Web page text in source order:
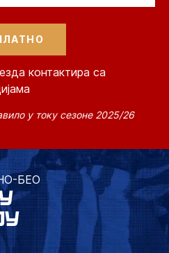
контактира са
у току сезоне 2025/26
БЕО